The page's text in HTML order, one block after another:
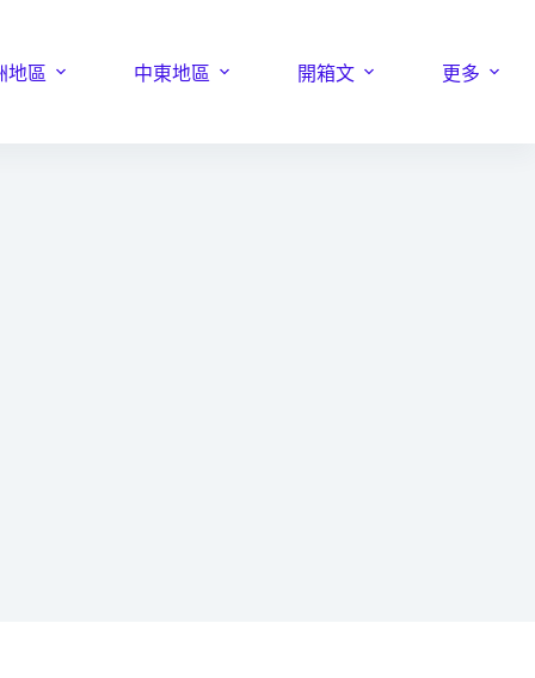
地區 中東地區 開箱文 更多